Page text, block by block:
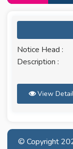
Notice Head :
Description :
View
© Copyright